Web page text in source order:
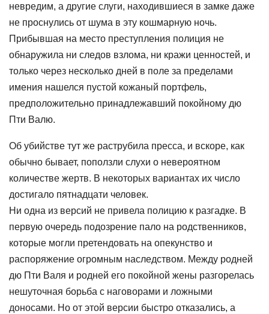
невредим, а другие слуги, находившиеся в замке даже
не проснулись от шума в эту кошмарную ночь.
Прибывшая на место преступления полиция не
обнаружила ни следов взлома, ни кражи ценностей, и
только через несколько дней в поле за пределами
имения нашелся пустой кожаный портфель,
предположительно принадлежавший покойному дю
Пти Валю.
Об убийстве тут же раструбила пресса, и вскоре, как
обычно бывает, поползли слухи о невероятном
количестве жертв. В некоторых вариантах их число
достигало пятнадцати человек.
Ни одна из версий не привела полицию к разгадке. В
первую очередь подозрение пало на родственников,
которые могли претендовать на опекунство и
распоряжение огромным наследством. Между родней
дю Пти Валя и родней его покойной жены разгорелась
нешуточная борьба с наговорами и ложными
доносами. Но от этой версии быстро отказались, а